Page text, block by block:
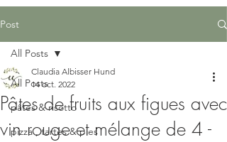
Post
All Posts
pâtes & risotto
pizza , tartes & pies
All Posts
Pâtes de fruits aux figues avec
vin rouge et mélange de 4 -
Claudia Albisser Hund
14 oct. 2022